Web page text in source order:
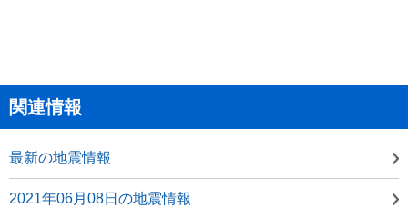
関連情報
最新の地震情報
2021年06月08日の地震情報